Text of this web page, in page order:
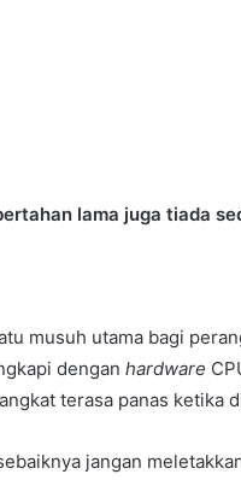
lama juga tiada
musuh utama bagi
dengan hardware
terasa panas ketika
jangan